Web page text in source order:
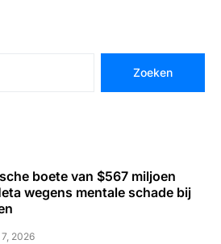
Zoeken
boete van $567 miljoen
wegens mentale schade bij
2026